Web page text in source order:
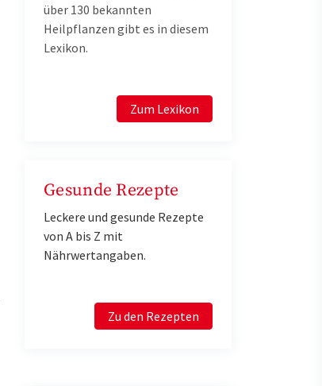
über 130 bekannten
Heilpflanzen gibt es in diesem
Lexikon.
Zum Lexikon
Gesunde Rezepte
Leckere und gesunde Rezepte
von A bis Z mit
Nährwertangaben.
Zu den Rezepten